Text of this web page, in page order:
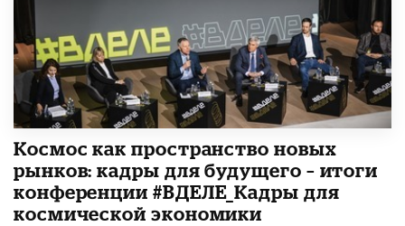
Космос как пространство новых
рынков: кадры для будущего – итоги
конференции #ВДЕЛЕ_Кадры для
космической экономики